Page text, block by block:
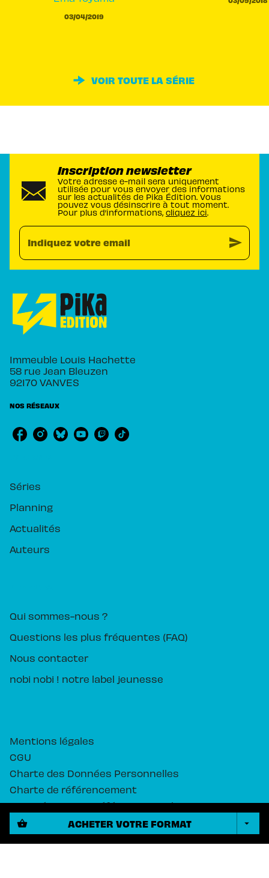
shopping_basket ACHETER VOTRE FORMAT arrow_drop_down
03/04/2019
VOIR TOUTE LA SÉRIE
Inscription newsletter
Votre adresse e-mail sera uniquement
utilisée pour vous envoyer des informations
sur les actualités de Pika Édition. Vous
pouvez vous désinscrire à tout moment.
Pour plus d’informations, cliquez ici.
Indiquez votre email send
Immeuble Louis Hachette
58 rue Jean Bleuzen
92170 VANVES
NOS RÉSEAUX
Séries
Planning
Actualités
Auteurs
Qui sommes-nous ?
Questions les plus fréquentes (FAQ)
Nous contacter
nobi nobi ! notre label jeunesse
Mentions légales
CGU
Charte des Données Personnelles
Charte de référencement
Paramétrez vos préférences cookies